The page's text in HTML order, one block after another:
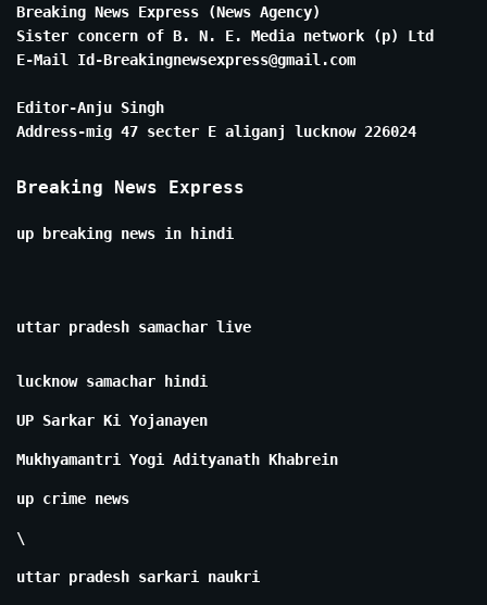
Breaking News Express (News Agency)
Sister concern of B. N. E. Media network (p) Ltd
E-Mail Id-Breakingnewsexpress@gmail.com
Editor-Anju Singh
Address-mig 47 secter E aliganj lucknow 226024
Breaking News Express
up breaking news in hindi
uttar pradesh samachar live
lucknow samachar hindi
UP Sarkar Ki Yojanayen
Mukhyamantri Yogi Adityanath Khabrein
up crime news
\
uttar pradesh sarkari naukri